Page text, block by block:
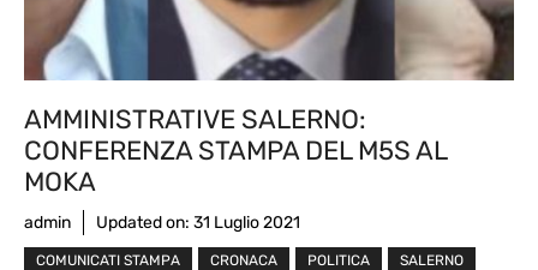
AMMINISTRATIVE SALERNO:
CONFERENZA STAMPA DEL M5S AL
MOKA
admin Updated on: 31 Luglio 2021
COMUNICATI STAMPA CRONACA POLITICA SALERNO